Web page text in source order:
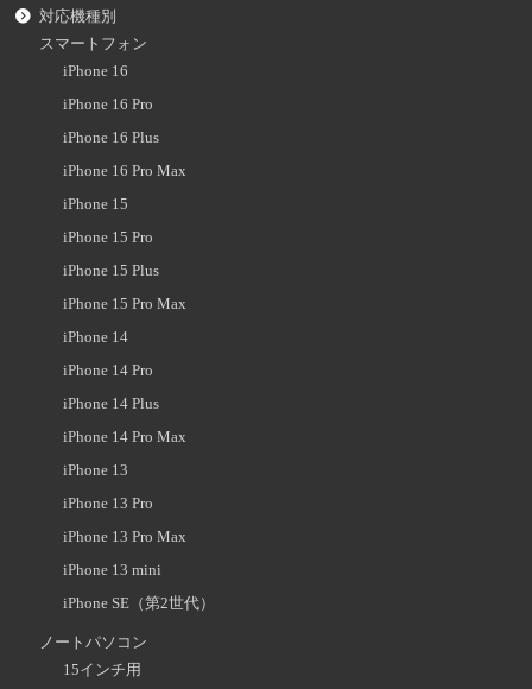
対応機種別
スマートフォン
iPhone 16
iPhone 16 Pro
iPhone 16 Plus
iPhone 16 Pro Max
iPhone 15
iPhone 15 Pro
iPhone 15 Plus
iPhone 15 Pro Max
iPhone 14
iPhone 14 Pro
iPhone 14 Plus
iPhone 14 Pro Max
iPhone 13
iPhone 13 Pro
iPhone 13 Pro Max
iPhone 13 mini
iPhone SE（第2世代）
ノートパソコン
15インチ用